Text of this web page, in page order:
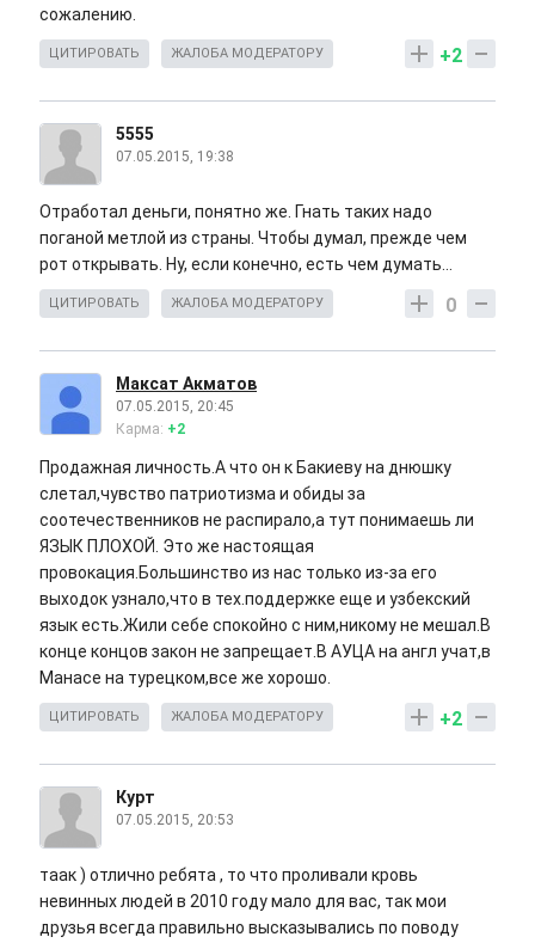
сожалению.
+2
ЦИТИРОВАТЬ ЖАЛОБА МОДЕРАТОРУ
5555
07.05.2015, 19:38
Отработал деньги, понятно же. Гнать таких надо
поганой метлой из страны. Чтобы думал, прежде чем
рот открывать. Ну, если конечно, есть чем думать...
0
ЦИТИРОВАТЬ ЖАЛОБА МОДЕРАТОРУ
Максат Акматов
07.05.2015, 20:45
Карма: +2
Продажная личность.А что он к Бакиеву на днюшку
слетал,чувство патриотизма и обиды за
соотечественников не распирало,а тут понимаешь ли
ЯЗЫК ПЛОХОЙ. Это же настоящая
провокация.Большинство из нас только из-за его
выходок узнало,что в тех.поддержке еще и узбекский
язык есть.Жили себе спокойно с ним,никому не мешал.В
конце концов закон не запрещает.В АУЦА на англ учат,в
Манасе на турецком,все же хорошо.
+2
ЦИТИРОВАТЬ ЖАЛОБА МОДЕРАТОРУ
Курт
07.05.2015, 20:53
таак ) отлично ребята , то что проливали кровь
невинных людей в 2010 году мало для вас, так мои
друзья всегда правильно высказывались по поводу